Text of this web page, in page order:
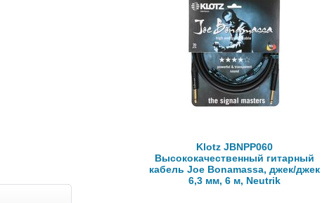
Klotz JBNPP060
Высококачественный гитарный
кабель Joe Bonamassa, джек/джек
6,3 мм, 6 м, Neutrik